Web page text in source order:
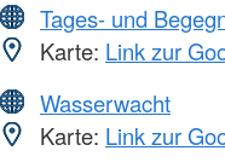
Tages- und
Karte: Link zur
Wasserwacht
Karte: Link zur